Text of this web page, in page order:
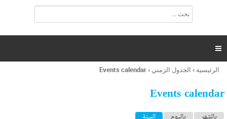
ت
ر
ل
ح
ب

أنت
هنا
الرئيسية › الجدول الزمني ›
Events calendar
Events calendar